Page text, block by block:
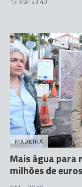
MADEIRA
Mais água para
milhões de euros